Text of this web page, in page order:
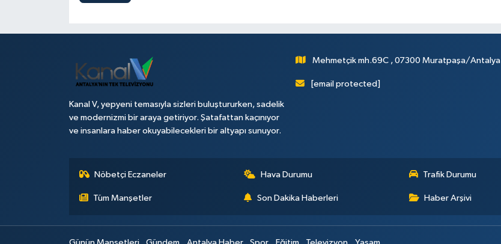
Kanal V, yepyeni temasıyla sizleri buluştururken, sadelik
ve modernizmi bir araya getiriyor. Şatafattan kaçınıyor
ve insanlara haber okuyabilecekleri bir altyapı sunuyor.
Mehmetçik mh.69C , 07300 Muratpaşa/Antalya
[email protected]
Nöbetçi Eczaneler Hava Durumu Trafik Durumu
Tüm Manşetler Son Dakika Haberleri Haber Arşivi